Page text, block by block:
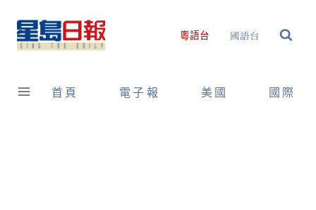
content
粵語台 國語台
首頁 電子報 美國 國際